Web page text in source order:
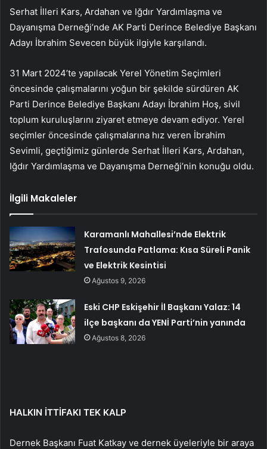
Serhat İlleri Kars, Ardahan ve Iğdır Yardımlaşma ve
Dayanışma Derneği’nde AK Parti Derince Belediye Başkanı
Adayı İbrahim Sevecen büyük ilgiyle karşılandı.
31 Mart 2024’te yapılacak Yerel Yönetim Seçimleri
öncesinde çalışmalarını yoğun bir şekilde sürdüren AK
Parti Derince Belediye Başkanı Adayı İbrahim Hoş, sivil
toplum kuruluşlarını ziyaret etmeye devam ediyor. Yerel
seçimler öncesinde çalışmalarına hız veren İbrahim
Sevimli, geçtiğimiz günlerde Serhat İlleri Kars, Ardahan,
Iğdır Yardımlaşma ve Dayanışma Derneği’nin konuğu oldu.
İlgili Makaleler
Karamanlı Mahallesi’nde Elektrik
Trafosunda Patlama: Kısa Süreli Panik
ve Elektrik Kesintisi
Ağustos 9, 2026
Eski CHP Eskişehir İl Başkanı Yalaz: 14
ilçe başkanı da YENİ Parti’nin yanında
Ağustos 8, 2026
HALKIN İTTİFAKI TEK KALP
Dernek Başkanı Fuat Katkay ve dernek üyeleriyle bir araya